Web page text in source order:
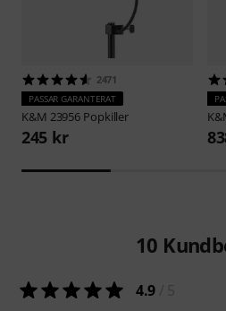
2471
PASSAR GARANTERAT
K&M 23956 Popkiller
245 kr
10
4.9